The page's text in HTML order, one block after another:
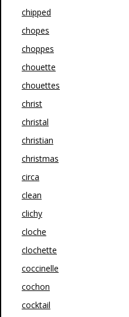
chipped
chopes
choppes
chouette
chouettes
christ
christal
christian
christmas
circa
clean
clichy
cloche
clochette
coccinelle
cochon
cocktail